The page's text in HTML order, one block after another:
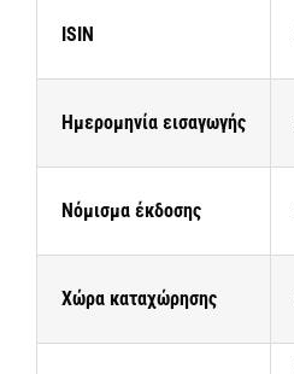
ISIN
Ημερομηνία εισαγωγής
Νόμισμα έκδοσης
Χώρα καταχώρησης